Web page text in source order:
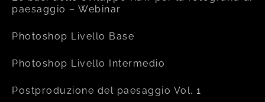
paesaggio – Webinar
Photoshop Livello Base
Photoshop Livello Intermedio
Postproduzione del paesaggio Vol. 1